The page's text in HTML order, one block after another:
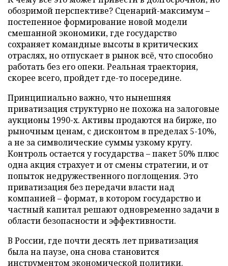
обозримой перспективе? Сценарий-максимум –
постепенное формирование новой модели
смешанной экономики, где государство
сохраняет командные высоты в критических
отраслях, но отпускает в рынок всё, что способно
работать без его опеки. Реальная траектория,
скорее всего, пройдет где-то посередине.
Принципиально важно, что нынешняя
приватизация структурно не похожа на залоговые
аукционы 1990-х. Активы продаются на бирже, по
рыночным ценам, с дисконтом в пределах 5-10%,
а не за символические суммы узкому кругу.
Контроль остается у государства – пакет 50% плюс
одна акция страхует и от смены стратегии, и от
попыток недружественного поглощения. Это
приватизация без передачи власти над
компанией – формат, в котором государство и
частный капитал решают одновременно задачи в
области безопасности и эффективности.
В России, где почти десять лет приватизация
была на паузе, она снова становится
инструментом экономической политики.